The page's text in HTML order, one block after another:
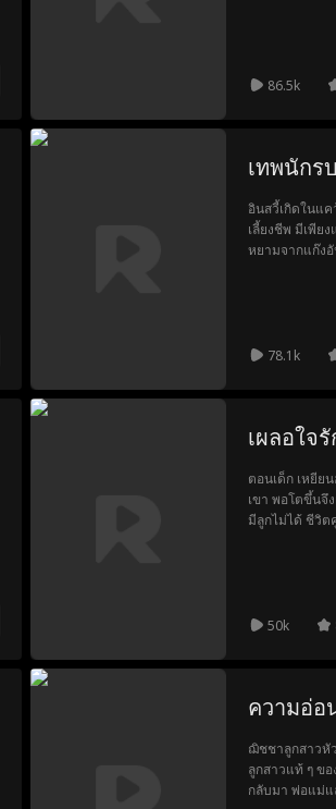
วัง ชาตินี้ นาง
เองพึ่งพาพระม
86.5k
เทพนักร
อินสวี้เกิดในแ
เลี้ยงชีพ มีเพีย
หยามจากแก๊ง
สนใจที่แม่คัด
ชาติกำเนิดของ
78.1k
เผลอใจ
ตอนเด็ก เหยีย
เขา พอโตขึ้นจึ
มีลูกไม่ได้ ชีวิต
50k
ความอ่อ
ฌิชชาลูกสาวหั
ลูกสาวแท้ ๆ ข
กลับมา พ่อแม่แ